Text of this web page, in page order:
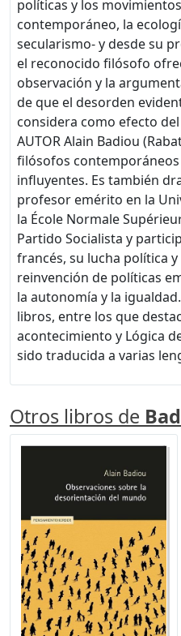
políticas y los
contemporáneo, la
secularismo- y desde su
el reconocido filósofo
observación y la
de que el desorden
considera como efecto
AUTOR Alain Badiou
filósofos
influyentes. Es también
profesor emérito en la
la École Normale
Partido Socialista y
francés, su lucha política
reinvención de políticas
la autonomía y la
libros, entre los que
acontecimiento y Lógica
sido traducida a varias
Otros libros de